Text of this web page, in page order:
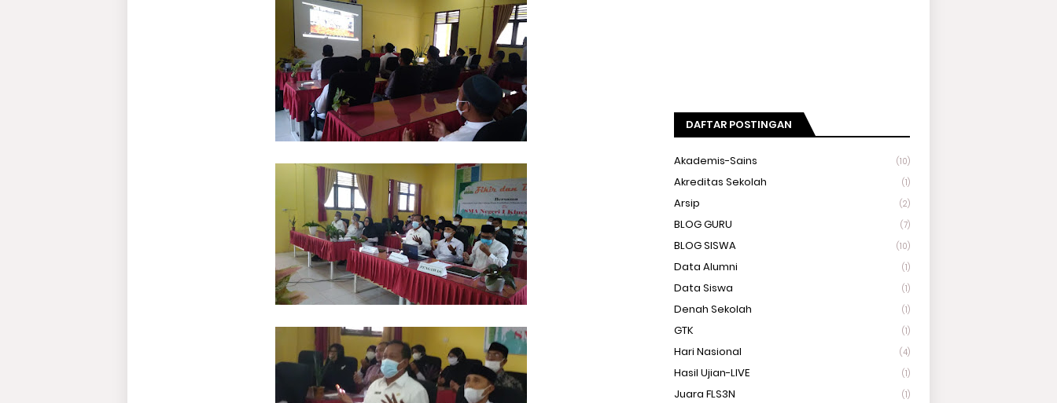
DAFTAR POSTINGAN
Akademis-Sains (10)
Akreditas Sekolah (1)
Arsip (2)
BLOG GURU (7)
BLOG SISWA (10)
Data Alumni (1)
Data Siswa (1)
Denah Sekolah (1)
GTK (1)
Hari Nasional (4)
Hasil Ujian-LIVE (1)
Juara FLS3N (1)